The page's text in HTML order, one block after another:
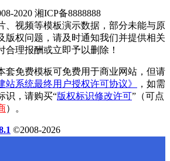
2020 湘ICP备8888888
、视频等模板演示数据，部分未能与原
版权问题，请及时通知我们并提供相关
合理报酬或立即予以删除！
套免费模板可免费用于商业网站，但请
站系统最终用户授权许可协议》
，如需
识，请购买“版权标识修改许可”（可点
）。
©2008-2026